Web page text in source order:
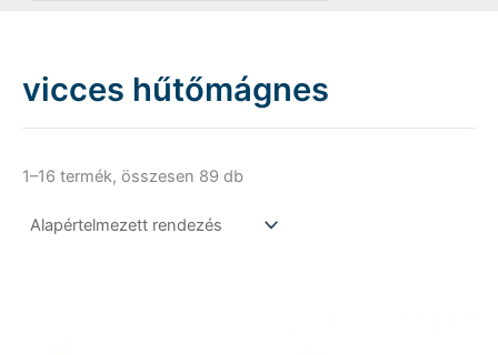
vicces hűtőmágnes
1–16 termék, összesen 89 db